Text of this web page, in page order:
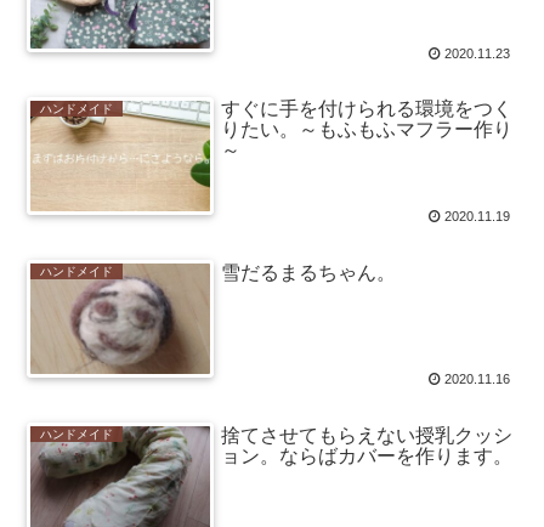
2020.11.23
ハンドメイド
すぐに手を付けられる環境をつく
りたい。～もふもふマフラー作り
～
2020.11.19
ハンドメイド 雪だるまるちゃん。
2020.11.16
ハンドメイド
捨てさせてもらえない授乳クッシ
ョン。ならばカバーを作ります。